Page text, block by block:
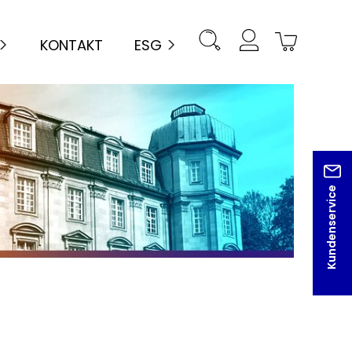
KONTAKT ESG
Kundenservice